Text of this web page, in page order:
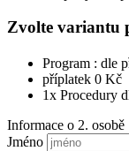
Zvolte variantu
Program : dle
příplatek 0 Kč
1x Procedury
Informace o 2. osobě
Jméno